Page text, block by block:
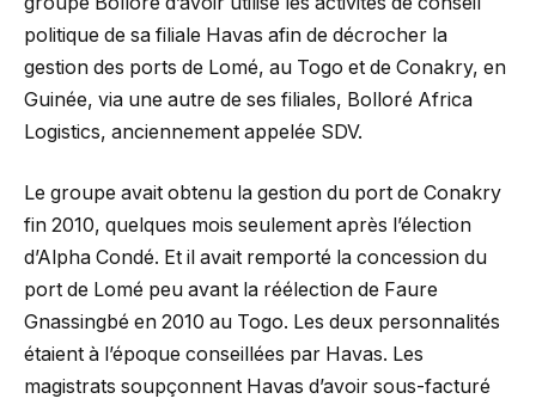
politique de sa filiale Havas afin de décrocher la
gestion des ports de Lomé, au Togo et de Conakry, en
Guinée, via une autre de ses filiales, Bolloré Africa
Logistics, anciennement appelée SDV.
Le groupe avait obtenu la gestion du port de Conakry
fin 2010, quelques mois seulement après l’élection
d’Alpha Condé. Et il avait remporté la concession du
port de Lomé peu avant la réélection de Faure
Gnassingbé en 2010 au Togo. Les deux personnalités
étaient à l’époque conseillées par Havas. Les
magistrats soupçonnent Havas d’avoir sous-facturé